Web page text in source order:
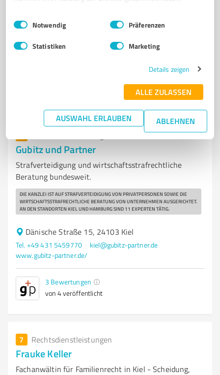
Impressum Datenschutzbestimmungen
Einwilligungsauswahl
Notwendig Präferenzen
Statistiken Marketing
Details zeigen
ALLE ZULASSEN
AUSWAHL ERLAUBEN ABLEHNEN
Sie möchten auch hier gelistet werden?
Kunden empfohlener ProvenExpert!
Gubitz und Partner
Strafverteidigung und wirtschaftsstrafrechtliche
Beratung bundesweit.
DIE KANZLEI IST AUF STRAFVERTEIDIGUNG VON PRIVATPERSONEN SOWIE DIE
WIRTSCHAFTSSTRAFRECHTLICHE BERATUNG VON UNTERNEHMEN AUSGERICHTET.
AN DEN STANDORTEN KIEL UND HAMBURG SIND 11 EXPERTEN TÄTIG.
Dänische Straße 15, 24103 Kiel
Tel. +49 431 5459770
kiel@gubitz-partner.de
www.gubitz-partner.de/
3 Bewertungen
von 4 veröffentlicht
7 Rechtsdienstleistungen
Frauke Keller
Fachanwältin für Familienrecht in Kiel - Scheidung,